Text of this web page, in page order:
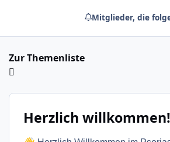
Mitglieder, die
Zur Themenliste
Herzlich willkommen!